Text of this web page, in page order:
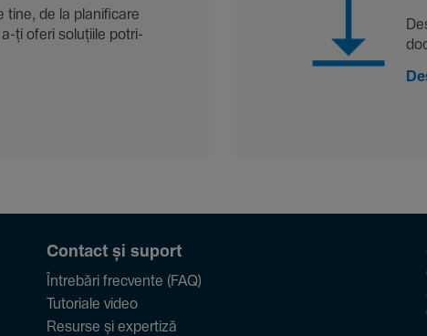
tine, de la plani­fi­care
ți oferi solu­țiile potri­
Contact și suport
Întrebări frecvente (FAQ)
Tutoriale video
Resurse și expertiză